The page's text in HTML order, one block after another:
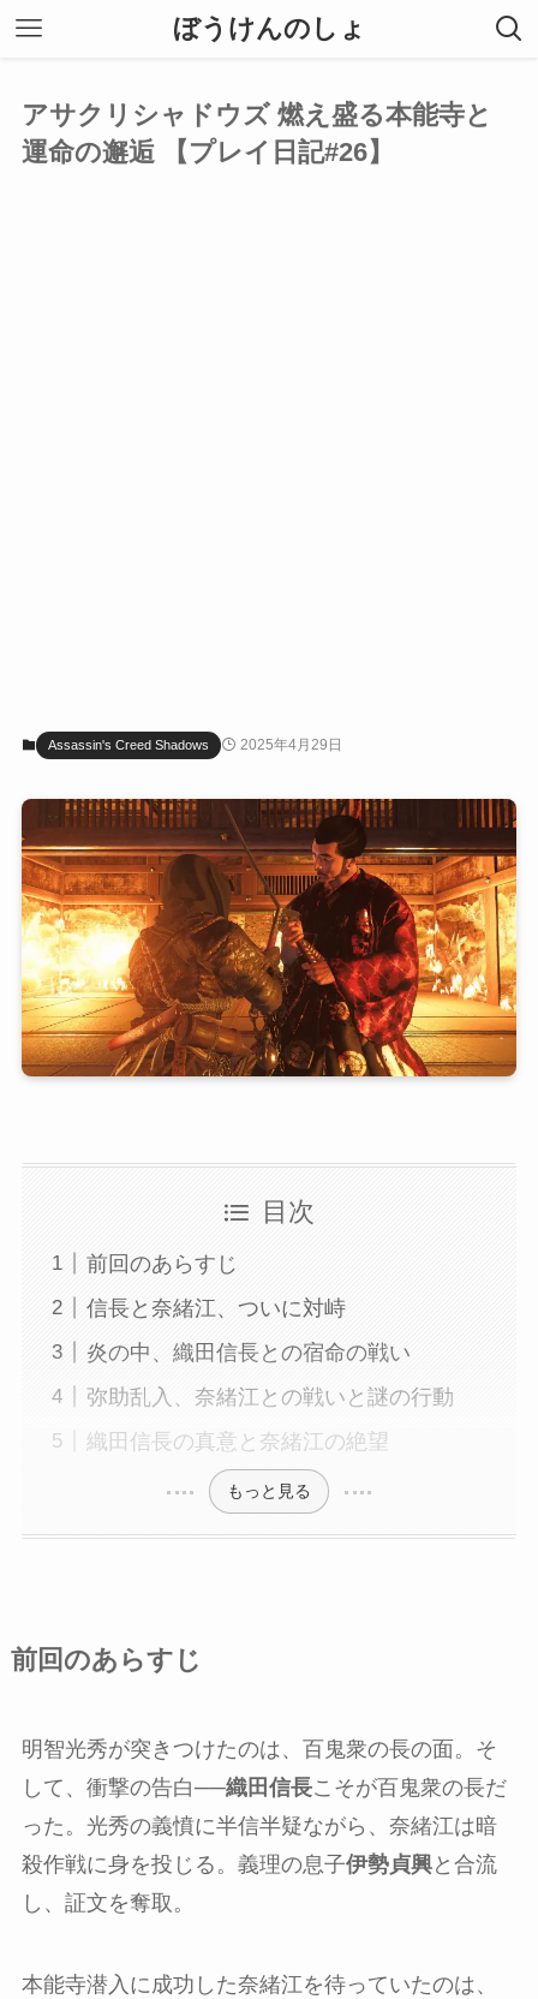
ぼうけんのしょ
アサクリシャドウズ 燃え盛る本能寺と
運命の邂逅 【プレイ日記#26】
Assassin's Creed Shadows 2025年4月29日
目次
前回のあらすじ
信長と奈緒江、ついに対峙
炎の中、織田信長との宿命の戦い
弥助乱入、奈緒江との戦いと謎の行動
織田信長の真意と奈緒江の絶望
もっと見る
前回のあらすじ
明智光秀が突きつけたのは、百鬼衆の長の面。そ
して、衝撃の告白──織田信長こそが百鬼衆の長だ
った。光秀の義憤に半信半疑ながら、奈緒江は暗
殺作戦に身を投じる。義理の息子伊勢貞興と合流
し、証文を奪取。
本能寺潜入に成功した奈緒江を待っていたのは、